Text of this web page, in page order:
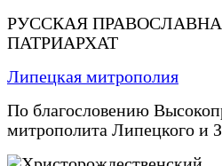
РУССКАЯ
ПАТРИАРХАТ
Липецкая митрополия
По благословению
митрополита Липецкого и